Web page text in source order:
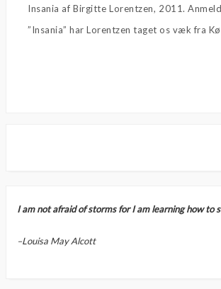
Insania af Birgitte Lorentzen, 2011.
”Insania” har Lorentzen taget os væk fra
I am not afraid of storms for I am learning how to
–Louisa May Alcott